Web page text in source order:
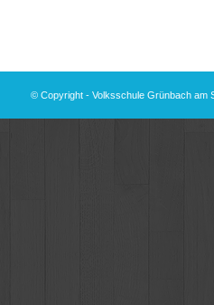
© Copyright - Volksschule Grünbach am